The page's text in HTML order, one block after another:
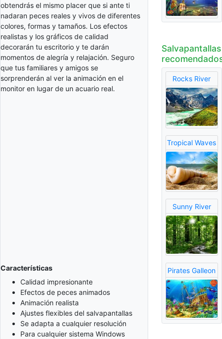
obtendrás el mismo placer que si ante ti
nadaran peces reales y vivos de diferentes
colores, formas y tamaños. Los efectos
realistas y los gráficos de calidad
decorarán tu escritorio y te darán
momentos de alegría y relajación. Seguro
que tus familiares y amigos se
sorprenderán al ver la animación en el
monitor en lugar de un acuario real.
Características
Calidad impresionante
Efectos de peces animados
Animación realista
Ajustes flexibles del salvapantallas
Se adapta a cualquier resolución
Para cualquier sistema Windows
Salvapantallas
Rocks River
Tropical Waves
Sunny River
Pirates Galleon